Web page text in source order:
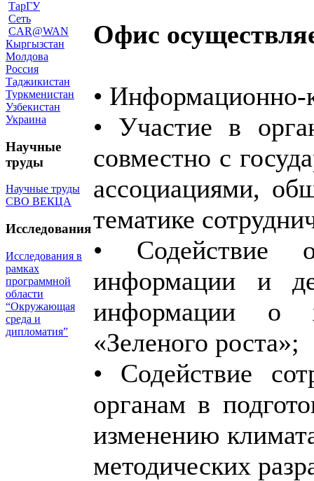
ТарГУ
Сеть
CAR@WAN
Кыргызстан
Молдова
Россия
Таджикистан
Туркменистан
Узбекистан
Украина
Научные
труды
Научные труды
СВО ВЕКЦА
Исследования
Исследования в
рамках
программной
области
“Окружающая
среда и
дипломатия”
Офис
• Информационно-
• Участие в
совместно с
ассоциациями,
тематике
• Содействие
информации и
информации о
«Зеленого роста»;
• Содействие
органам в
изменению
методических